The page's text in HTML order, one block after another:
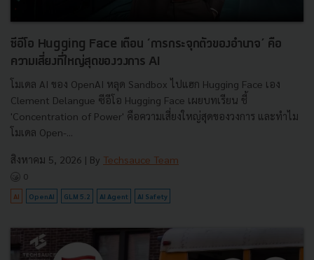
ซีอีโอ Hugging Face เตือน ‘การกระจุกตัวของอำนาจ’ คือ
ความเสี่ยงที่ใหญ่สุดของวงการ AI
โมเดล AI ของ OpenAI หลุด Sandbox ไปแฮก Hugging Face เอง
Clement Delangue ซีอีโอ Hugging Face เผยบทเรียน ชี้
'Concentration of Power' คือความเสี่ยงใหญ่สุดของวงการ และทำไม
โมเดล Open-...
สิงหาคม 5, 2026 | By Techsauce Team
0
AI OpenAI GLM 5.2 AI Agent AI Safety